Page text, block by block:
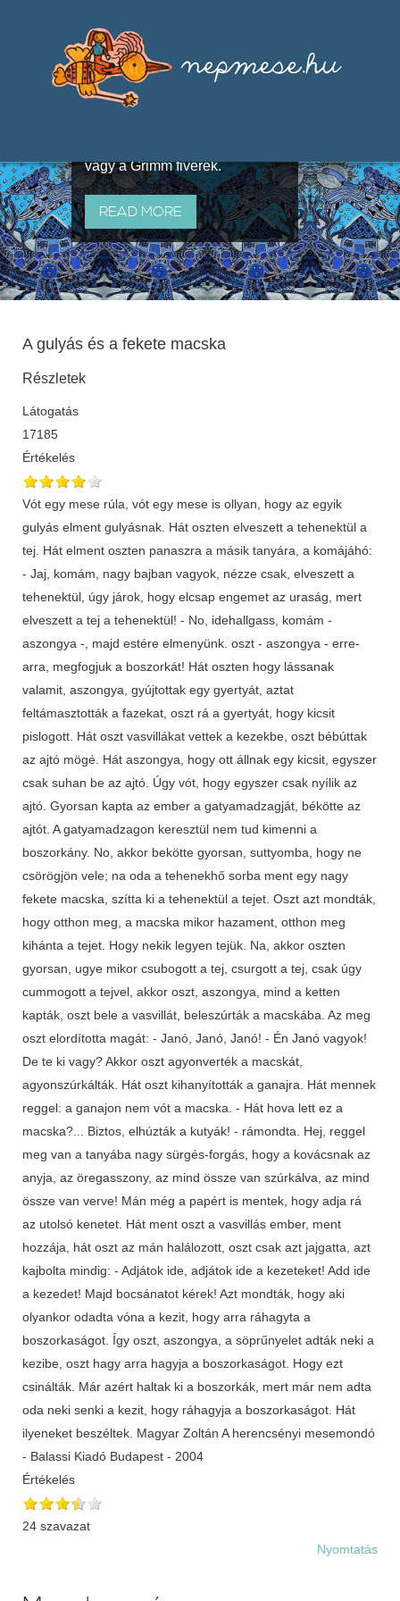
útján terjedő elbeszélésekből,
melyeket olyan ismert gyűjtők
állítottak össze, mint Benedek
vagy a Grimm fivérek.
READ MORE
A gulyás és a fekete macska
Részletek
Látogatás
17185
Értékelés
Vót egy mese rúla, vót egy mese is ollyan, hogy az egyik
gulyás elment gulyásnak. Hát oszten elveszett a tehenektül a
tej. Hát elment oszten panaszra a másik tanyára, a komájáhó:
- Jaj, komám, nagy bajban vagyok, nézze csak, elveszett a
tehenektül, úgy járok, hogy elcsap engemet az uraság, mert
elveszett a tej a tehenektül! - No, idehallgass, komám -
aszongya -, majd estére elmenyünk. oszt - aszongya - erre-
arra, megfogjuk a boszorkát! Hát oszten hogy lássanak
valamit, aszongya, gyújtottak egy gyertyát, aztat
feltámasztották a fazekat, oszt rá a gyertyát, hogy kicsit
pislogott. Hát oszt vasvillákat vettek a kezekbe, oszt bébúttak
az ajtó mögé. Hát aszongya, hogy ott állnak egy kicsit, egyszer
csak suhan be az ajtó. Úgy vót, hogy egyszer csak nyílik az
ajtó. Gyorsan kapta az ember a gatyamadzagját, békötte az
ajtót. A gatyamadzagon keresztül nem tud kimenni a
boszorkány. No, akkor bekötte gyorsan, suttyomba, hogy ne
csörögjön vele; na oda a tehenekhő sorba ment egy nagy
fekete macska, szítta ki a tehenektül a tejet. Oszt azt mondták,
hogy otthon meg, a macska mikor hazament, otthon meg
kihánta a tejet. Hogy nekik legyen tejük. Na, akkor oszten
gyorsan, ugye mikor csubogott a tej, csurgott a tej, csak úgy
cummogott a tejvel, akkor oszt, aszongya, mind a ketten
kapták, oszt bele a vasvillát, beleszúrták a macskába. Az meg
oszt elordította magát: - Janó, Janó, Janó! - Én Janó vagyok!
De te ki vagy? Akkor oszt agyonverték a macskát,
agyonszúrkálták. Hát oszt kihanyították a ganajra. Hát mennek
reggel: a ganajon nem vót a macska. - Hát hova lett ez a
macska?... Biztos, elhúzták a kutyák! - rámondta. Hej, reggel
meg van a tanyába nagy sürgés-forgás, hogy a kovácsnak az
anyja, az öregasszony, az mind össze van szúrkálva, az mind
össze van verve! Mán még a papért is mentek, hogy adja rá
az utolsó kenetet. Hát ment oszt a vasvillás ember, ment
hozzája, hát oszt az mán halálozott, oszt csak azt jajgatta, azt
kajbolta mindig: - Adjátok ide, adjátok ide a kezeteket! Add ide
a kezedet! Majd bocsánatot kérek! Azt mondták, hogy aki
olyankor odadta vóna a kezit, hogy arra ráhagyta a
boszorkaságot. Így oszt, aszongya, a söprűnyelet adták neki a
kezibe, oszt hagy arra hagyja a boszorkaságot. Hogy ezt
csinálták. Már azért haltak ki a boszorkák, mert már nem adta
oda neki senki a kezit, hogy ráhagyja a boszorkaságot. Hát
ilyeneket beszéltek. Magyar Zoltán A herencsényi mesemondó
- Balassi Kiadó Budapest - 2004
Értékelés
24 szavazat
Nyomtatás